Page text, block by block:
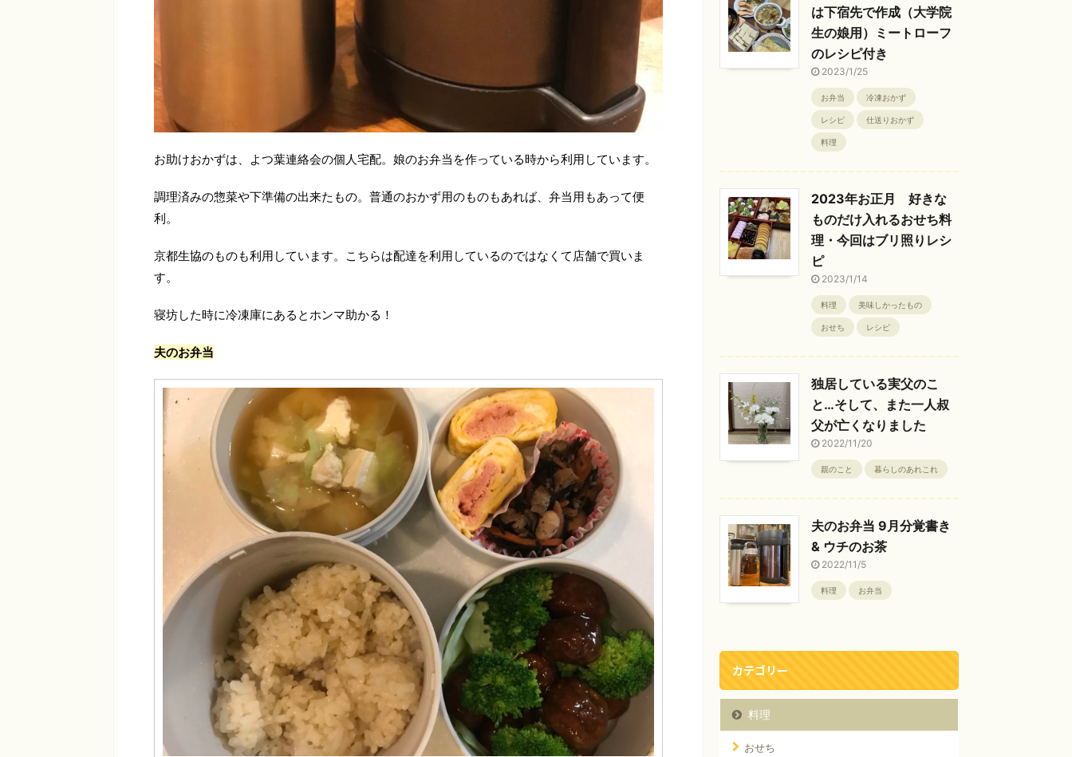
お助けおかずは、よつ葉連絡会の個人宅配。娘のお弁当を作っている時から利用しています。
調理済みの惣菜や下準備の出来たもの。普通のおかず用のものもあれば、弁当用もあって便
利。
京都生協のものも利用しています。こちらは配達を利用しているのではなくて店舗で買いま
す。
寝坊した時に冷凍庫にあるとホンマ助かる！
夫のお弁当
は下宿先で作成（大学院
生の娘用）ミートローフ
のレシピ付き
2023/1/25
お弁当 冷凍おかず
レシピ 仕送りおかず
料理
2023年お正月 好きな
ものだけ入れるおせち料
理・今回はブリ照りレシ
ピ
2023/1/14
料理 美味しかったもの
おせち レシピ
独居している実父のこ
と…そして、また一人叔
父が亡くなりました
2022/11/20
親のこと 暮らしのあれこれ
夫のお弁当 9月分覚書き
& ウチのお茶
2022/11/5
料理 お弁当
カテゴリー
料理
おせち